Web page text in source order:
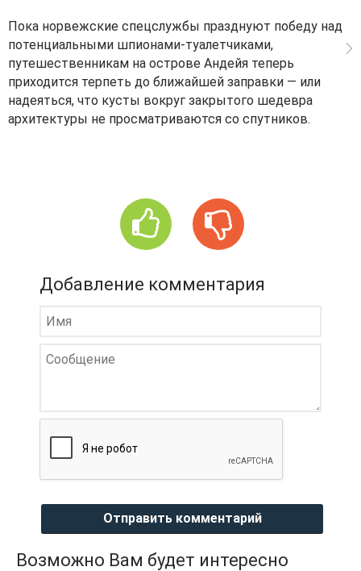
Пока норвежские спецслужбы празднуют победу над
потенциальными шпионами-туалетчиками,
путешественникам на острове Андейя теперь
приходится терпеть до ближайшей заправки — или
надеяться, что кусты вокруг закрытого шедевра
архитектуры не просматриваются со спутников.
Добавление комментария
Отправить комментарий
Возможно Вам будет интересно